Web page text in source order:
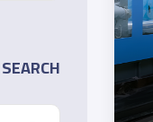
SEARCH